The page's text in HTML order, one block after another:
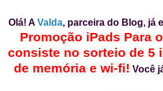
Olá! A Valda, parceira do Blog, já
Promoção iPads Para
consiste no sorteio de 5
de memória e wi-fi! Você